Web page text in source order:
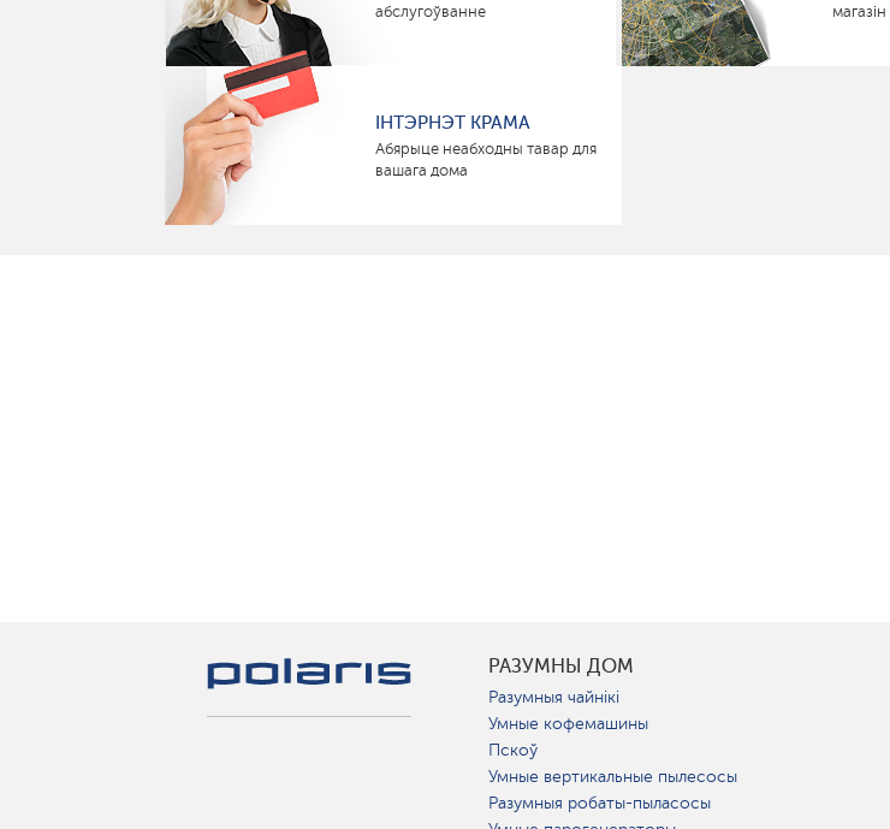
абслугоўванне
магазін
ІНТЭРНЭТ КРАМА
Абярыце неабходны тавар для
вашага дома
РАЗУМНЫ ДОМ
Разумныя чайнікі
Умные кофемашины
Пскоў
Умные вертикальные пылесосы
Разумныя робаты-пыласосы